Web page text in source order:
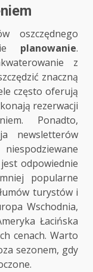
oszczędnego
planowanie.
z
znaczną
często oferują
rezerwacji
Ponadto,
newsletterów
odpowiednie
popularne
turystów i
Wschodnia,
Łacińska
cenach. Warto
sezonem, gdy